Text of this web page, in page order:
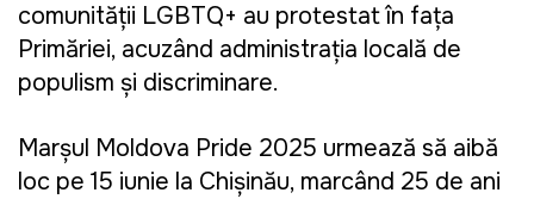
comunității LGBTQ+ au protestat în fața
Primăriei, acuzând administrația locală de
populism și discriminare.
Marșul Moldova Pride 2025 urmează să aibă
loc pe 15 iunie la Chișinău, marcând 25 de ani